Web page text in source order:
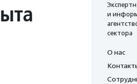
и
сектора
О нас